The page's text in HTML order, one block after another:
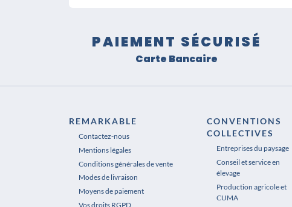
PAIEMENT SÉCURISÉ
Carte Bancaire
REMARKABLE
Contactez-nous
Mentions légales
Conditions générales de vente
Modes de livraison
Moyens de paiement
Vos droits RGPD
CONVENTIONS
COLLECTIVES
Entreprises du paysage
Conseil et service en
élevage
Production agricole et
CUMA